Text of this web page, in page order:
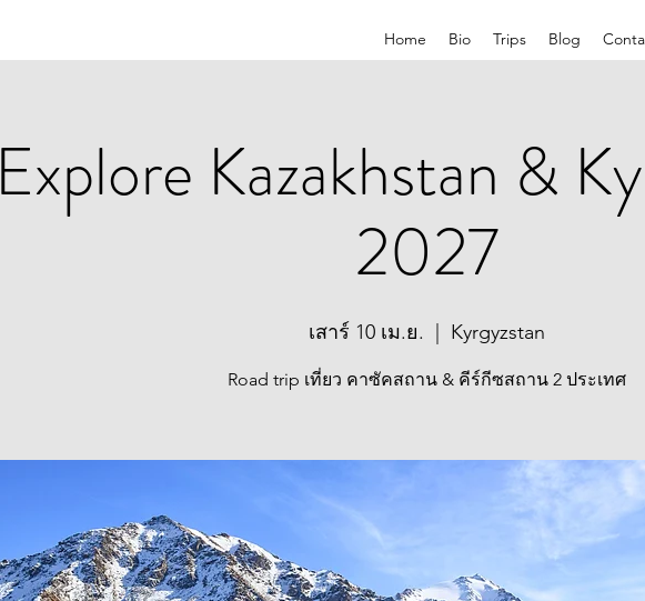
Home Bio Trips Blog
Explore Kazakhstan &
2027
เสาร์ 10 เม.ย. Kyrgyzstan
Road trip เที่ยว คาซัคสถาน & คีร์กีซสถาน 2 ประเทศ